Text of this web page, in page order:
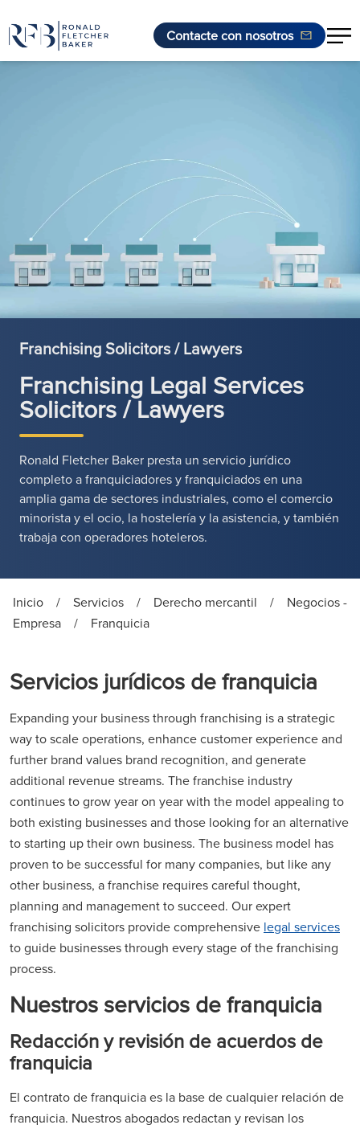
Contacte con nosotros
Franchising Solicitors / Lawyers
Franchising Legal Services
Solicitors / Lawyers
Ronald Fletcher Baker presta un servicio jurídico
completo a franquiciadores y franquiciados en una
amplia gama de sectores industriales, como el comercio
minorista y el ocio, la hostelería y la asistencia, y también
trabaja con operadores hoteleros.
Inicio / Servicios / Derecho mercantil /
Negocios -
Empresa
/ Franquicia
Servicios jurídicos de franquicia
Expanding your business through franchising is a strategic
way to scale operations, enhance customer experience and
further brand values brand recognition, and generate
additional revenue streams. The franchise industry
continues to grow year on year with the model appealing to
both existing businesses and those looking for an alternative
to starting up their own business. The business model has
proven to be successful for many companies, but like any
other business, a franchise requires careful thought,
planning and management to succeed. Our expert
franchising solicitors provide comprehensive legal services
to guide businesses through every stage of the franchising
process.
Nuestros servicios de franquicia
Redacción y revisión de acuerdos de
franquicia
El contrato de franquicia es la base de cualquier relación de
franquicia. Nuestros abogados redactan y revisan los